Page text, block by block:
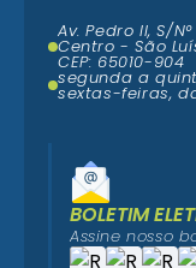
Av. Pedro II, S/
Centro - São
CEP: 65010-904
segunda a
sextas-feiras,
BOLETIM
Assine nosso